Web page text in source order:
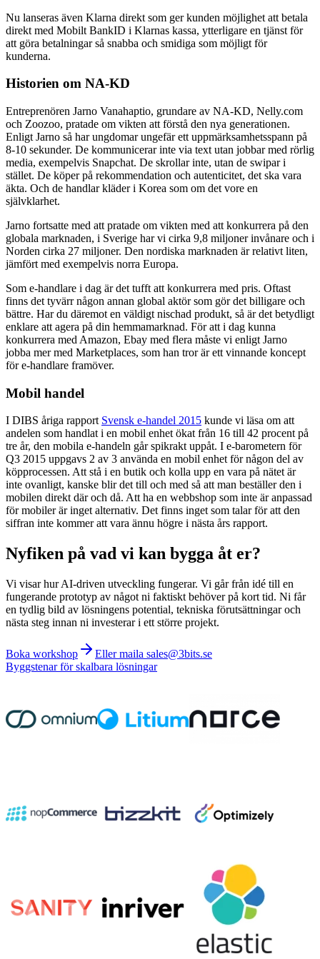
Nu lanseras även Klarna direkt som ger kunden möjlighet att betala
direkt med Mobilt BankID i Klarnas kassa, ytterligare en tjänst för
att göra betalningar så snabba och smidiga som möjligt för
kunderna.
Historien om NA-KD
Entreprenören Jarno Vanahaptio, grundare av NA-KD, Nelly.com
och Zoozoo, pratade om vikten att förstå den nya generationen.
Enligt Jarno så har ungdomar ungefär ett uppmärksamhetsspann på
8-10 sekunder. De kommunicerar inte via text utan jobbar med rörlig
media, exempelvis Snapchat. De skrollar inte, utan de swipar i
stället. De köper på rekommendation och autenticitet, det ska vara
äkta. Och de handlar kläder i Korea som om det vore en
självklarhet.
Jarno fortsatte med att pratade om vikten med att konkurrera på den
globala marknaden, i Sverige har vi cirka 9,8 miljoner invånare och i
Norden cirka 27 miljoner. Den nordiska marknaden är relativt liten,
jämfört med exempelvis norra Europa.
Som e-handlare i dag är det tufft att konkurrera med pris. Oftast
finns det tyvärr någon annan global aktör som gör det billigare och
bättre. Har du däremot en väldigt nischad produkt, så är det betydligt
enklare att agera på din hemmamarknad. För att i dag kunna
konkurrera med Amazon, Ebay med flera måste vi enligt Jarno
jobba mer med Marketplaces, som han tror är ett vinnande koncept
för e-handlare framöver.
Mobil handel
I DIBS åriga rapport Svensk e-handel 2015 kunde vi läsa om att
andelen som handlat i en mobil enhet ökat från 16 till 42 procent på
tre år, den mobila e-handeln går spikrakt uppåt. I e-barometern för
Q3 2015 uppgavs 2 av 3 använda en mobil enhet för någon del av
köpprocessen. Att stå i en butik och kolla upp en vara på nätet är
inte ovanligt, kanske blir det till och med så att man beställer den i
mobilen direkt där och då. Att ha en webbshop som inte är anpassad
för mobiler är inget alternativ. Det finns inget som talar för att den
siffran inte kommer att vara ännu högre i nästa års rapport.
Nyfiken på vad vi kan bygga åt er?
Vi visar hur AI-driven utveckling fungerar. Vi går från idé till en
fungerande prototyp av något ni faktiskt behöver på kort tid. Ni får
en tydlig bild av lösningens potential, tekniska förutsättningar och
nästa steg innan ni investerar i ett större projekt.
Boka workshop
Eller maila sales@3bits.se
Byggstenar för skalbara lösningar